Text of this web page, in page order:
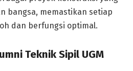
bangsa, memastikan setiap
dan berfungsi optimal.
Teknik Sipil UGM